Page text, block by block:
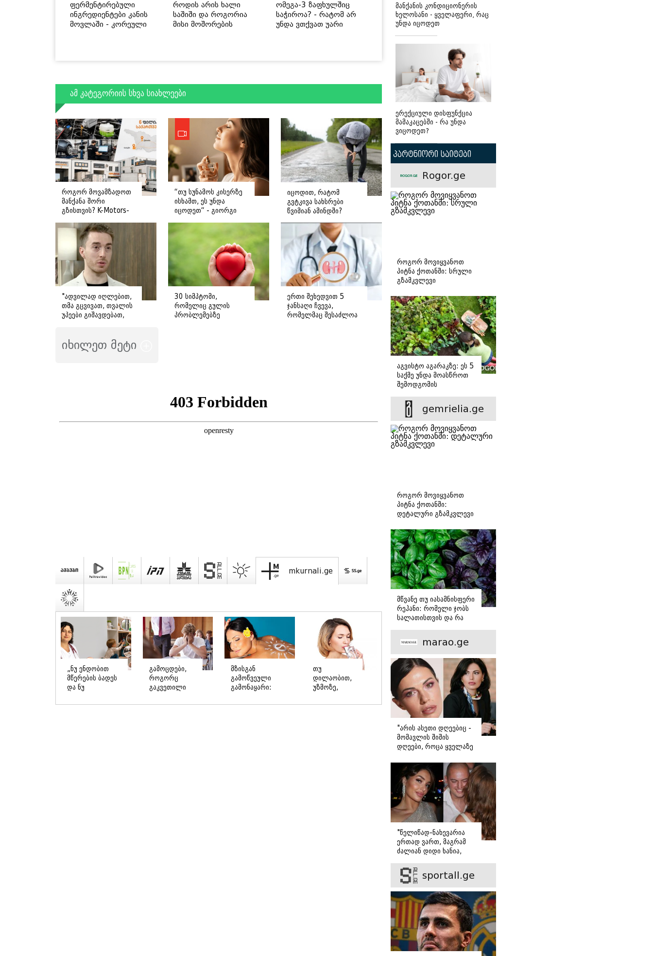
ფერმენტირებული
ინგრედიენტები კანის
მოვლაში - კორეული
როდის არის ხალი
საშიში და როგორია
მისი მოშორების
ომეგა-3 ზაფხულშიც
საჭიროა? - რატომ არ
უნდა ვთქვათ უარი
ამ კატეგორიის სხვა სიახლეები
როგორ მოვამზადოთ
მანქანა შორი
გზისთვის? K-Motors-
“თუ სუნამოს კისერზე
ისხამთ, ეს უნდა
იცოდეთ“ - გიორგი
იცოდით, რატომ
გვტკივა სახსრები
წვიმიან ამინდში?
"ადვილად იღლებით,
თმა გცვივათ, თვალის
უპეები გიშავდებათ,
ამ სიმპტომების
გამომწვევ ყველაზე
30 სიმპტომი,
რომელიც გულის
პრობლემებზე
ერთი შეხედვით 5
ჯანსაღი ჩვევა,
რომელმაც შესაძლოა
იხილეთ მეტი
mkurnali.ge
„ნუ ენდობით
მწერების ბადეს
და ნუ
ღებინებას
გამოცდები,
როგორც
გაკვეთილი
განაჩენი:
მზისგან
გამოწვეული
გამონაყარი:
ფოტოდერმატოზი?
თუ
დილაობით,
უზმოზე,
დალევა
მანქანის კონდიციონერის
ხელოსანი - ყველაფერი, რაც
უნდა იცოდეთ
ერექციული დისფუნქცია
მამაკაცებში - რა უნდა
ვიცოდეთ?
პარტნიორი საიტები
Rogor.ge
როგორ მოვიყვანოთ
პიტნა ქოთანში: სრული
გზამკვლევი
აგვისტო აგარაკზე: ეს 5
საქმე უნდა მოასწროთ
შემოდგომის
gemrielia.ge
როგორ მოვიყვანოთ
პიტნა ქოთანში:
დეტალური გზამკვლევი
მწვანე თუ იასამნისფერი
რეჰანი: რომელი ჯობს
სალათისთვის და რა
marao.ge
"არის ასეთი დღეებიც -
მომავლის შიშის
დღეები, როცა ყველაზე
- ირინა ონაშვილის
წერილი
"წელიწად-ნახევარია
ერთად ვართ, მაგრამ
ძალიან დიდი ხანია,
ბარბაქაძის რჩეული და
როგორია მისი
სიყვარულის ამბავი
sportall.ge